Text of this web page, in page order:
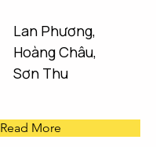
Lan Phương,
Hoàng Châu,
Sơn Thu
Read More